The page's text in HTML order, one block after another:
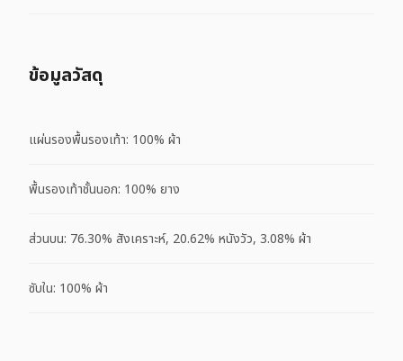
ข้อมูลวัสดุ
แผ่นรองพื้นรองเท้า: 100% ผ้า
พื้นรองเท้าชั้นนอก: 100% ยาง
ส่วนบน: 76.30% สังเคราะห์, 20.62% หนังวัว, 3.08% ผ้า
ซับใน: 100% ผ้า